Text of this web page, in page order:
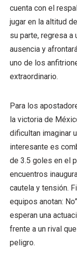
cuenta con el
jugar en la altitud
su parte, regresa a
ausencia y
uno de los
extraordinario.
Para los
la victoria de
dificultan imaginar
interesante es
de 3.5 goles en el
encuentros
cautela y tensión.
equipos anotan:
esperan una
frente a un rival
peligro.